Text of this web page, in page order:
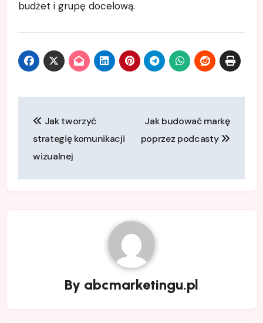
budżet i grupę docelową.
wpisu
Jak tworzyć
strategię komunikacji
wizualnej
Jak budować markę
poprzez podcasty
By abcmarketingu.pl